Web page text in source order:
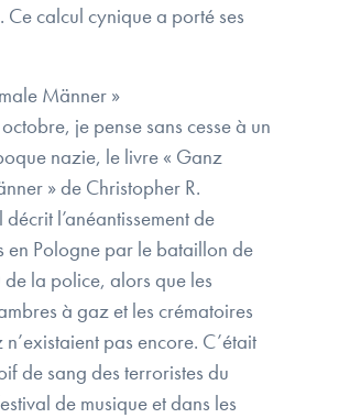
Ce calcul cynique a porté ses
Männer »
je pense sans cesse à un
nazie, le livre « Ganz
» de Christopher R.
l’anéantissement de
en Pologne par le bataillon de
de la police, alors que les
à gaz et les crématoires
n’existaient pas encore. C’était
de sang des terroristes du
de musique et dans les